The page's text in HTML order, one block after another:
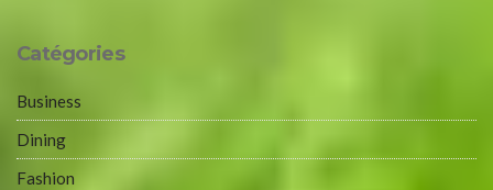
Catégories
Business
Dining
Fashion